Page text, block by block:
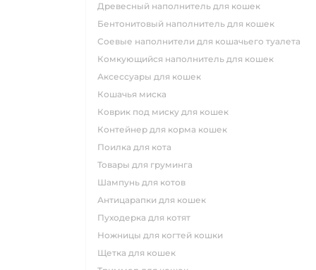
древесный наполнитель для кошек
бентонитовый наполнитель для кошек
соевые наполнители для кошачьего туалета
комкующийся наполнитель для кошек
аксессуары для кошек
кошачья миска
коврик под миску для кошек
контейнер для корма кошек
поилка для кота
товары для груминга
шампунь для котов
антицарапки для кошек
пуходерка для котят
ножницы для когтей кошки
щетка для кошек